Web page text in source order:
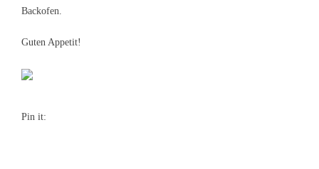
Backofen.
Guten Appetit!
Pin it: